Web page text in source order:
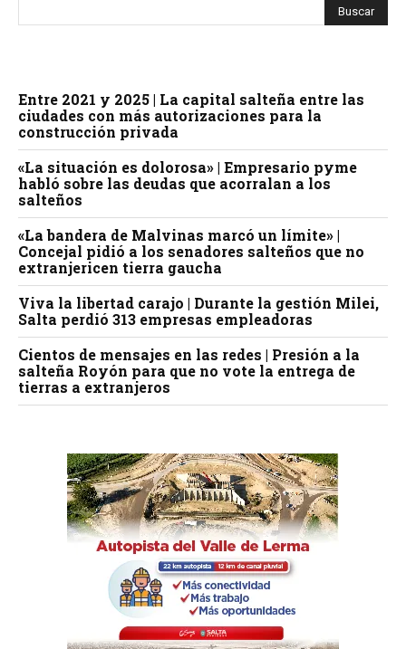
Entre 2021 y 2025 | La capital salteña entre las
ciudades con más autorizaciones para la
construcción privada
«La situación es dolorosa» | Empresario pyme
habló sobre las deudas que acorralan a los
salteños
«La bandera de Malvinas marcó un límite» |
Concejal pidió a los senadores salteños que no
extranjericen tierra gaucha
Viva la libertad carajo | Durante la gestión Milei,
Salta perdió 313 empresas empleadoras
Cientos de mensajes en las redes | Presión a la
salteña Royón para que no vote la entrega de
tierras a extranjeros